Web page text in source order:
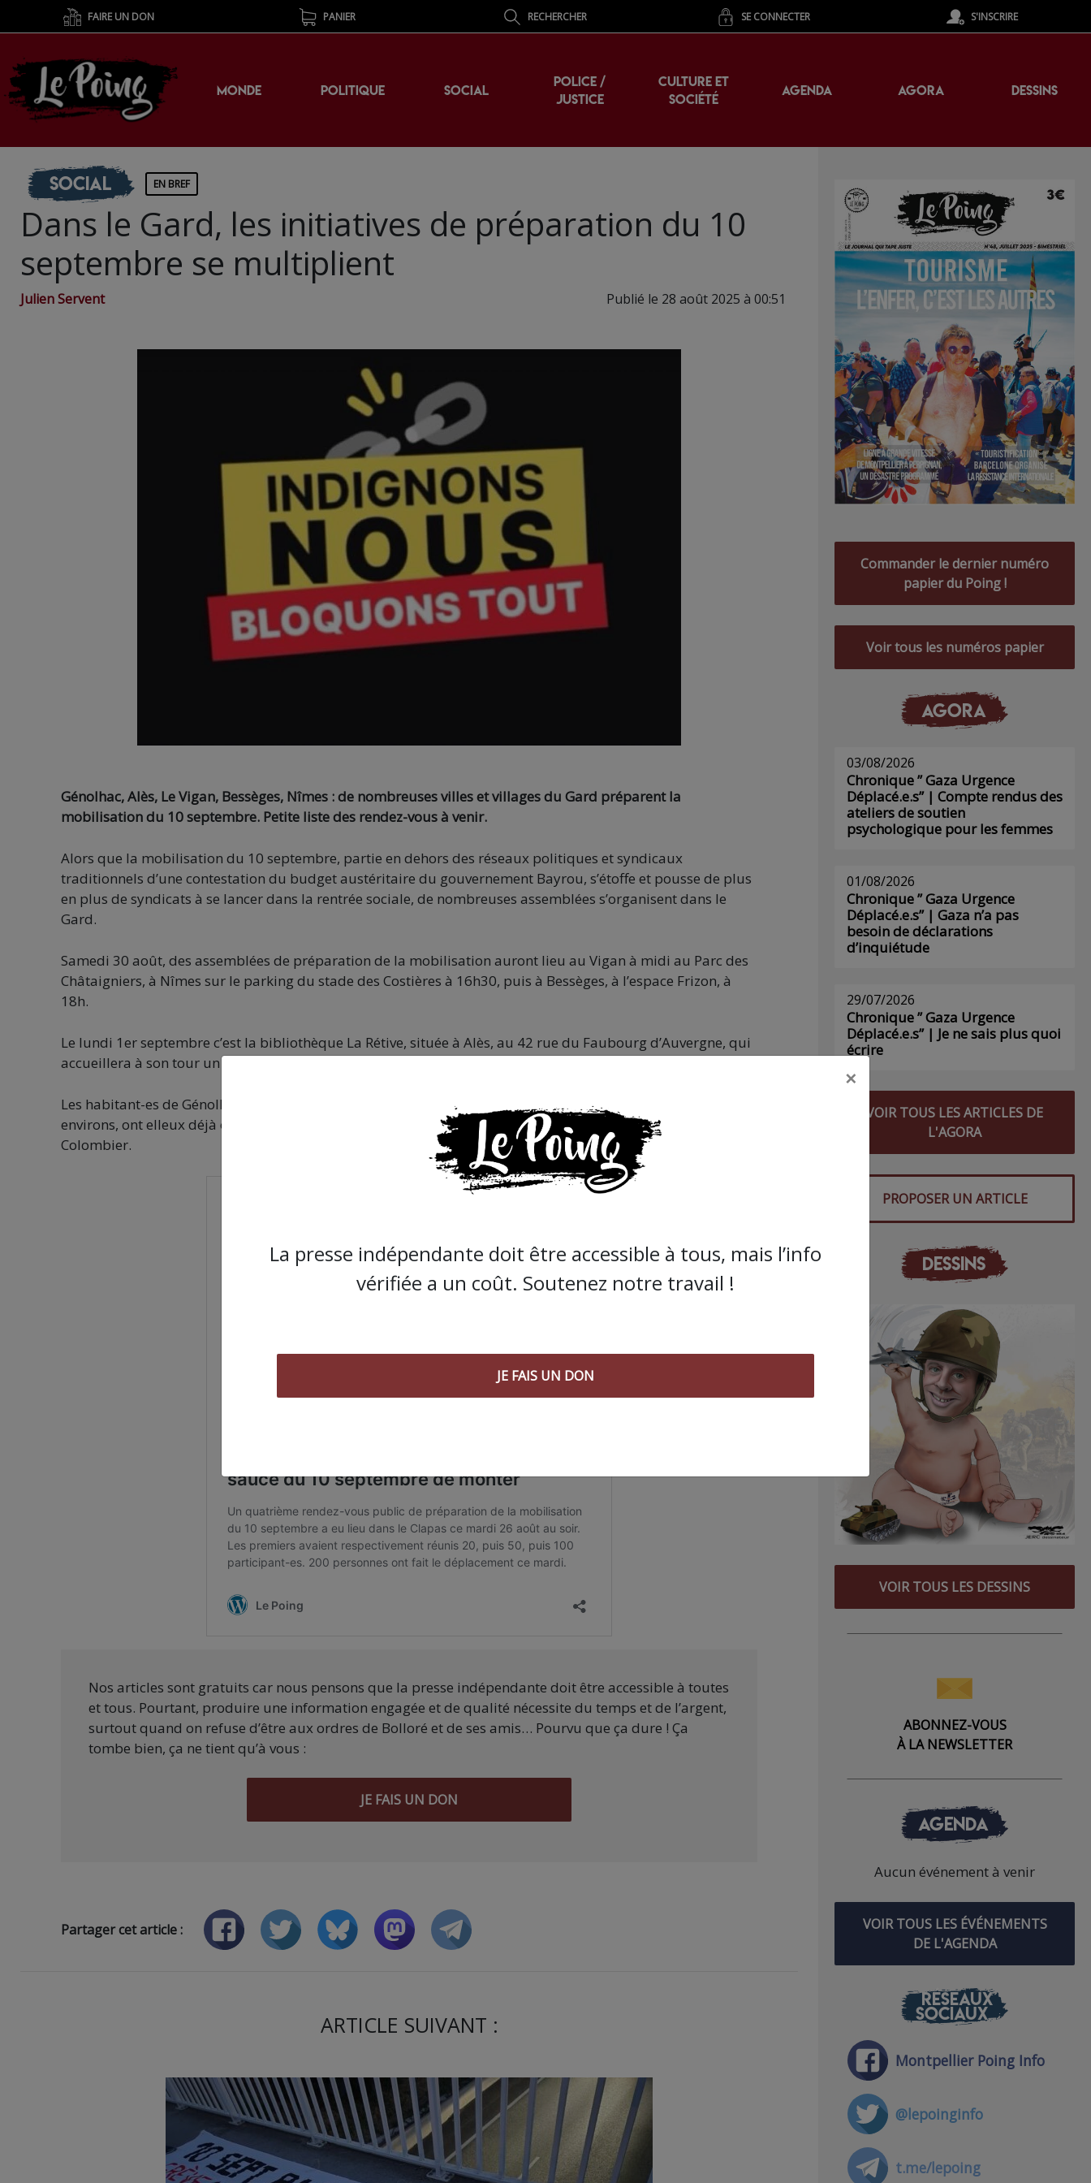
FAIRE UN DON PANIER RECHERCHER SE CONNECTER S'INSCRIRE
MONDE POLITIQUE SOCIAL
POLICE /
JUSTICE
CULTURE ET
SOCIÉTÉ
AGENDA AGORA DESSINS
Social EN BREF
Dans le Gard, les initiatives de préparation du 10
septembre se multiplient
Julien Servent Publié le 28 août 2025 à 00:51
Génolhac, Alès, Le Vigan, Bessèges, Nîmes : de nombreuses villes et villages du Gard préparent la
mobilisation du 10 septembre. Petite liste des rendez-vous à venir.
Alors que la mobilisation du 10 septembre, partie en dehors des réseaux politiques et syndicaux
traditionnels d’une contestation du budget austéritaire du gouvernement Bayrou, s’étoffe et pousse de plus
en plus de syndicats à se lancer dans la rentrée sociale, de nombreuses assemblées s’organisent dans le
Gard.
Samedi 30 août, des assemblées de préparation de la mobilisation auront lieu au Vigan à midi au Parc des
Châtaigniers, à Nîmes sur le parking du stade des Costières à 16h30, puis à Bessèges, à l’espace Frizon, à
18h.
Le lundi 1er septembre c’est la bibliothèque La Rétive, située à Alès, au 42 rue du Faubourg d’Auvergne, qui
accueillera à son tour un rendez-vous de préparation, dès 19h.
Les habitant-es de Génolhac, petite commune limitrophe de la Lozère au nord du département, et de ses
environs, ont elleux déjà opté pour des rassemblements quotidiens, tous les soirs à 20h30 sur la place du
Colombier.
Nos articles sont gratuits car nous pensons que la presse indépendante doit être accessible à toutes
et tous. Pourtant, produire une information engagée et de qualité nécessite du temps et de l’argent,
surtout quand on refuse d’être aux ordres de Bolloré et de ses amis… Pourvu que ça dure ! Ça
tombe bien, ça ne tient qu’à vous :
JE FAIS UN DON
Partager cet article :
ARTICLE SUIVANT :
Commander le dernier numéro
papier du Poing !
Voir tous les numéros papier
AGORA
03/08/2026
Chronique ” Gaza Urgence
Déplacé.e.s” | Compte rendus des
ateliers de soutien
psychologique pour les femmes
01/08/2026
Chronique ” Gaza Urgence
Déplacé.e.s” | Gaza n’a pas
besoin de déclarations
d’inquiétude
29/07/2026
Chronique ” Gaza Urgence
Déplacé.e.s” | Je ne sais plus quoi
écrire
VOIR TOUS LES ARTICLES DE
L'AGORA
PROPOSER UN ARTICLE
DESSINS
VOIR TOUS LES DESSINS
ABONNEZ-VOUS
À LA NEWSLETTER
AGENDA
Aucun événement à venir
VOIR TOUS LES ÉVÉNEMENTS
DE L'AGENDA
RÉSEAUX
SOCIAUX
Montpellier Poing Info
@lepoinginfo
t.me/lepoing
×
La presse indépendante doit être accessible à tous, mais l’info
vérifiée a un coût. Soutenez notre travail !
JE FAIS UN DON